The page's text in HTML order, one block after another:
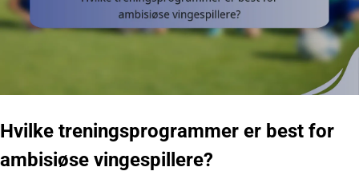
Hvilke treningsprogrammer er best for
ambisiøse vingespillere?